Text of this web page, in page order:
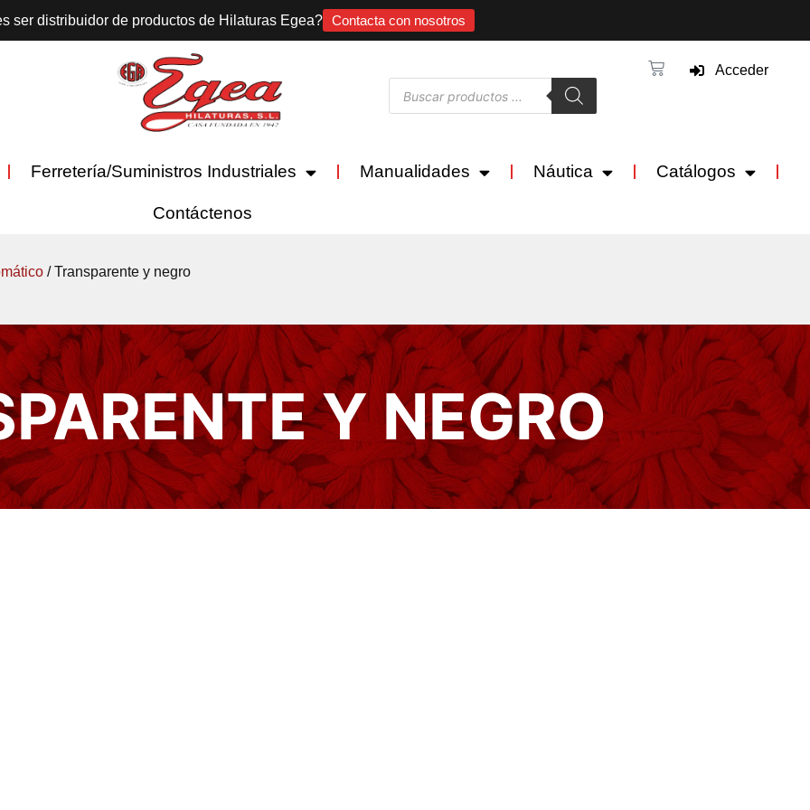
ser distribuidor de productos de Hilaturas Egea? Contacta con nosotros
Acceder
Ferretería/Suministros Industriales Manualidades Náutica Catálogos
Contáctenos
/ Transparente y negro
Y NEGRO